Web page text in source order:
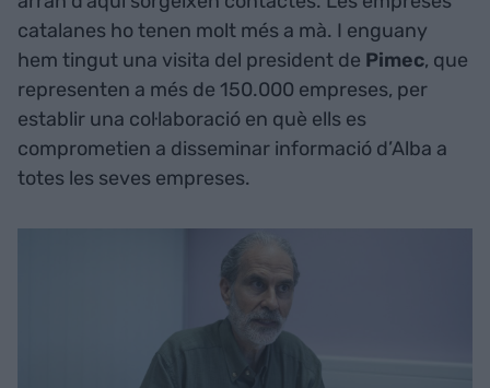
catalanes ho tenen molt més a mà. I enguany
hem tingut una visita del president de Pimec, que
representen a més de 150.000 empreses, per
establir una col·laboració en què ells es
comprometien a disseminar informació d’Alba a
totes les seves empreses.